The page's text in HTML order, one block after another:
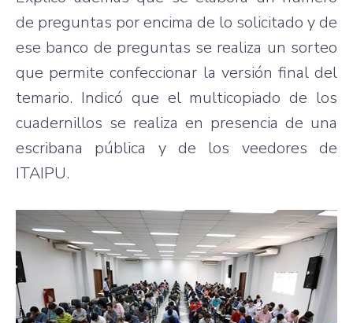
de preguntas por encima de lo solicitado y de
ese banco de preguntas se realiza un sorteo
que permite confeccionar la versión final del
temario. Indicó que el multicopiado de los
cuadernillos se realiza en presencia de una
escribana pública y de los veedores de
ITAIPU.